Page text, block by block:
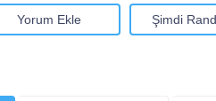
Yorum Ekle Şimdi